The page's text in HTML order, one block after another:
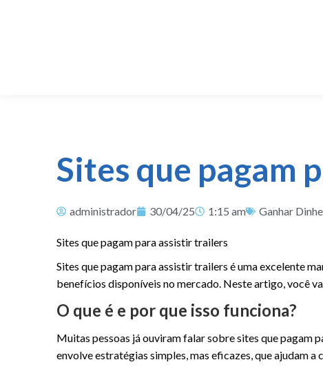
Sites que pagam
administrador 30/04/25 1:15 am Ganhar
Sites que pagam para assistir trailers
Sites que pagam para assistir trailers é uma excelente
benefícios disponíveis no mercado. Neste artigo, você
O que é e por que isso funciona?
Muitas pessoas já ouviram falar sobre sites que pagam
envolve estratégias simples, mas eficazes, que ajudam